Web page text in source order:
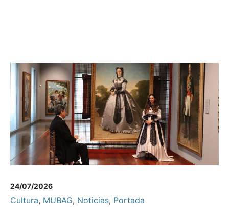
24/07/2026
Cultura, MUBAG, Noticias, Portada